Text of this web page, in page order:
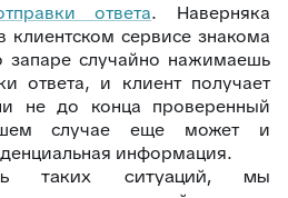
ответа. Наверняка
сервисе знакома
запаре случайно нажимаешь
ответа, и клиент получает
не до конца проверенный
случае еще может и
информация.
таких ситуаций, мы